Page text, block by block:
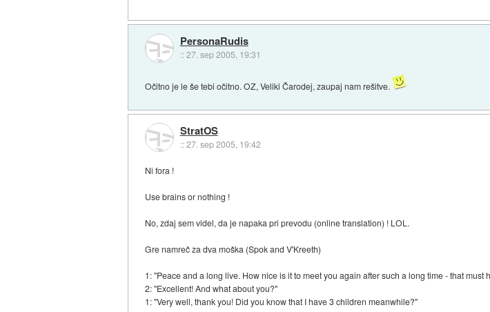
PersonaRudis
::27. sep 2005, 19:31
Očitno je le še tebi očitno. OZ, Veliki Čarodej, zaupaj nam rešitve.
StratOS
::27. sep 2005, 19:42
Ni fora !
Use brains or nothing !
No, zdaj sem videl, da je napaka pri prevodu (online translation) ! LOL.
Gre namreč za dva moška (Spok and V'Kreeth)
1: "Peace and a long live. How nice is it to meet you again after such a long time - that
2: "Excellent! And what about you?"
1: "Very well, thank you! Did you know that I have 3 children meanwhile?"